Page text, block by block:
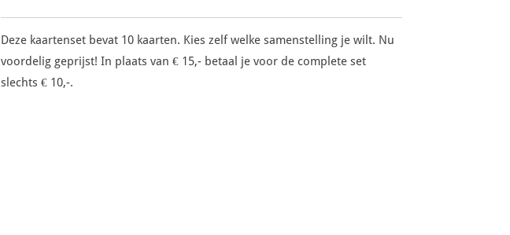
Deze kaartenset bevat 10 kaarten. Kies zelf welke samenstelling je wilt. Nu
voordelig geprijst! In plaats van € 15,- betaal je voor de complete set
slechts € 10,-.